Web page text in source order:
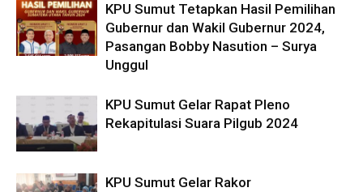
KPU Sumut Tetapkan Hasil Pemilihan
Gubernur dan Wakil Gubernur 2024,
Pasangan Bobby Nasution – Surya
Unggul
KPU Sumut Gelar Rapat Pleno
Rekapitulasi Suara Pilgub 2024
KPU Sumut Gelar Rakor